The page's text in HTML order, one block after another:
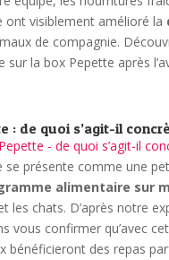
ont visiblement amélioré la
de compagnie.
sur la box Pepette après
: de quoi s’agit-il
se présente comme une
alimentaire sur
les chats. D’après notre
vous confirmer qu’avec
bénéficieront des repas